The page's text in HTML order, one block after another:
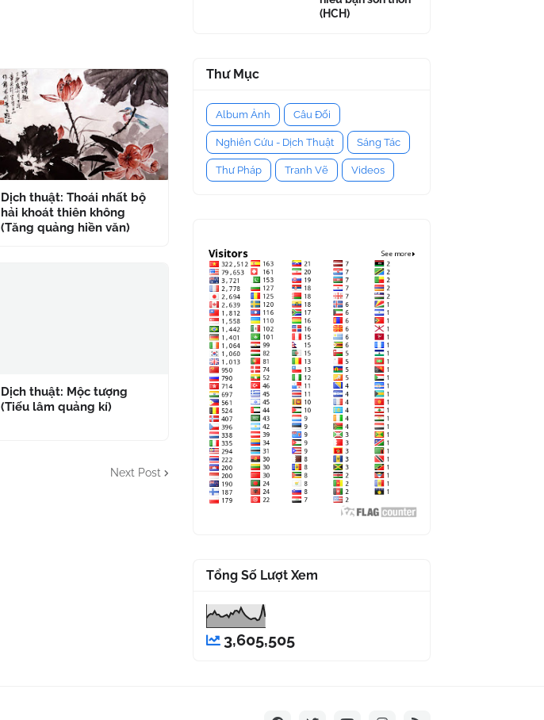
Dịch thuật: Thoái nhất bộ
hải khoát thiên không
(Tăng quảng hiền văn)
Dịch thuật: Mộc tượng
(Tiếu lâm quảng kí)
Next Post
(HCH)
Thư Mục
Album Ảnh Câu Đối
Nghiên Cứu - Dịch Thuật Sáng Tác
Thư Pháp Tranh Vẽ Videos
Tổng Số Lượt Xem
3,605,505